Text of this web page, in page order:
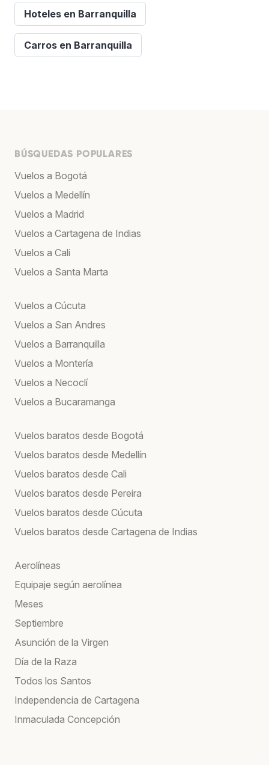
Hoteles en Barranquilla
Carros en Barranquilla
BÚSQUEDAS POPULARES
Vuelos a Bogotá
Vuelos a Medellín
Vuelos a Madrid
Vuelos a Cartagena de Indias
Vuelos a Cali
Vuelos a Santa Marta
Vuelos a Cúcuta
Vuelos a San Andres
Vuelos a Barranquilla
Vuelos a Montería
Vuelos a Necoclí
Vuelos a Bucaramanga
Vuelos baratos desde Bogotá
Vuelos baratos desde Medellín
Vuelos baratos desde Cali
Vuelos baratos desde Pereira
Vuelos baratos desde Cúcuta
Vuelos baratos desde Cartagena de Indias
Aerolíneas
Equipaje según aerolínea
Meses
Septiembre
Asunción de la Virgen
Día de la Raza
Todos los Santos
Independencia de Cartagena
Inmaculada Concepción